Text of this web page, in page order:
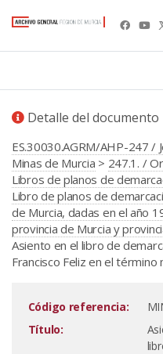
Detalle del documento
ES.30030.AGRM/AHP-247 /
Minas de Murcia > 247.1. /
Libros de planos de
Libro de planos de
de Murcia, dadas en el año
provincia de Murcia y
Asiento en el libro de
Francisco Feliz en el término
Código referencia:
Título: